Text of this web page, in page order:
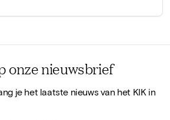
onze nieuwsbrief
je het laatste nieuws van het KIK in